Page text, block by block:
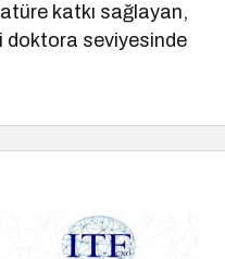
katkı sağlayan,
doktora seviyesinde